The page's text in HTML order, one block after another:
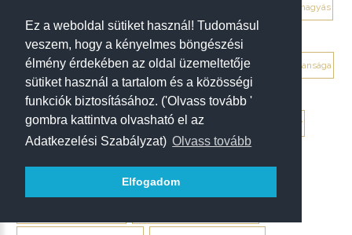
Ez a weboldal sütiket használ! Tudomásul
veszem, hogy a kényelmes böngészési
élmény érdekében az oldal üzemeltetője
sütiket használ a tartalom és a közösségi
funkciók biztosításához. ('Olvass tovább '
gombra kattintva olvasható el az
Adatkezelési Szabályzat) Olvass tovább
Elfogadom
ügyvéd fizetési meghagyás
debrecen ügyvéd fizetési meghagyás
végrendelet megtámadása mikor érdemes végrendelet hatálytalansága
érvénytelenség megállapítása per hagyatéki per végrendelet
megtámadási nyilatkozat megtámadás elévülése 5 év ptk. 7:37
tévedés megtévesztés fenyegetés végrendelet